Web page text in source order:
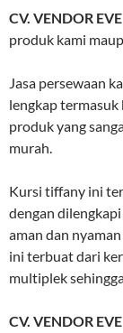
CV. VENDOR
produk kami
Jasa persewaan
lengkap
produk yang
murah.
Kursi tiffany ini
dengan
aman dan
ini terbuat dari
multiplek
CV. VENDOR